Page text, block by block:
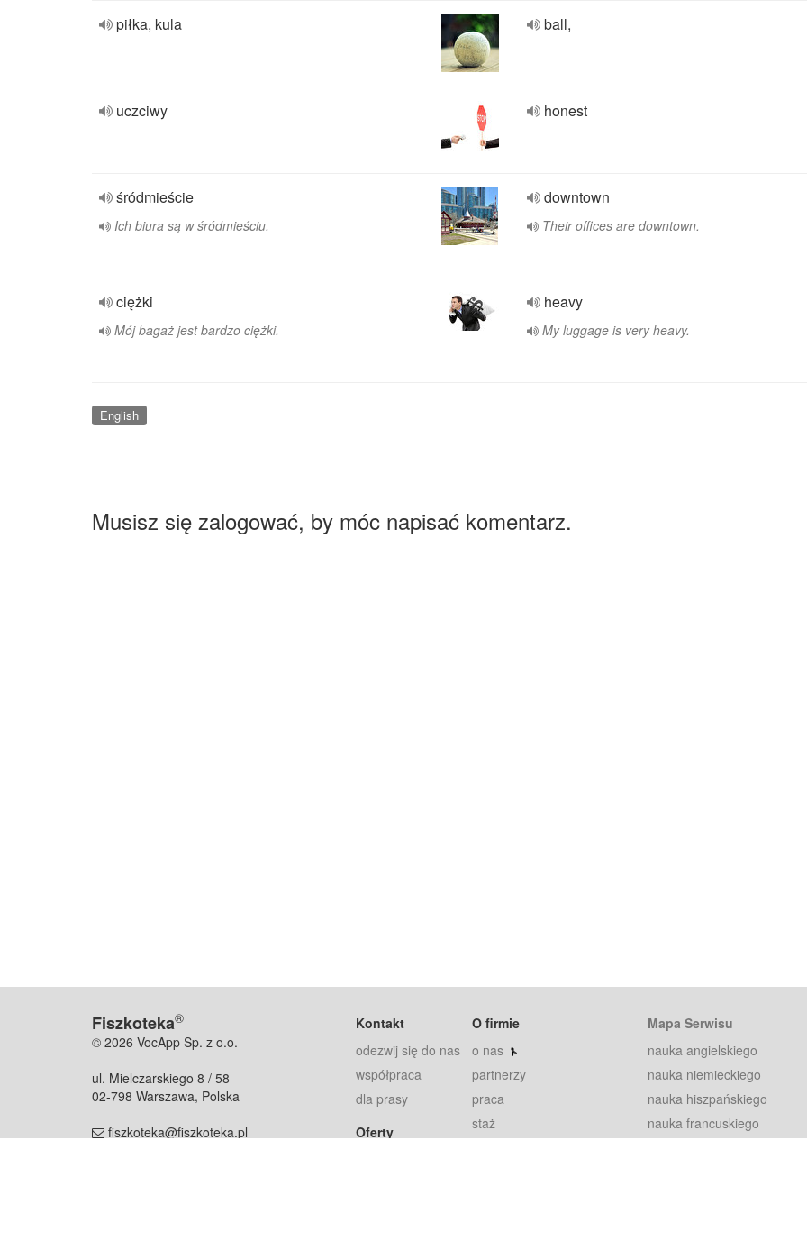
piłka, kula ball,
uczciwy honest
śródmieście
Ich biura są w śródmieściu.
downtown
Their offices are downtown.
ciężki
Mój bagaż jest bardzo ciężki.
heavy
My luggage is very heavy.
English
Musisz się zalogować, by móc napisać komentarz.
Fiszkoteka®
© 2026 VocApp Sp. z o.o.
ul. Mielczarskiego 8 / 58
02-798 Warszawa, Polska
fiszkoteka@fiszkoteka.pl
Kontakt
odezwij się do nas
współpraca
dla prasy
Oferty
O firmie
o nas
partnerzy
praca
staż
Mapa Serwisu
nauka angielskiego
nauka niemieckiego
nauka hiszpańskiego
nauka francuskiego